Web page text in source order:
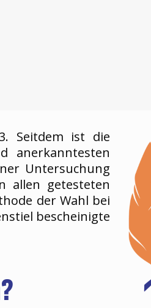
Seitdem ist die
anerkanntesten
Untersuchung
allen getesteten
der Wahl bei
bescheinigte